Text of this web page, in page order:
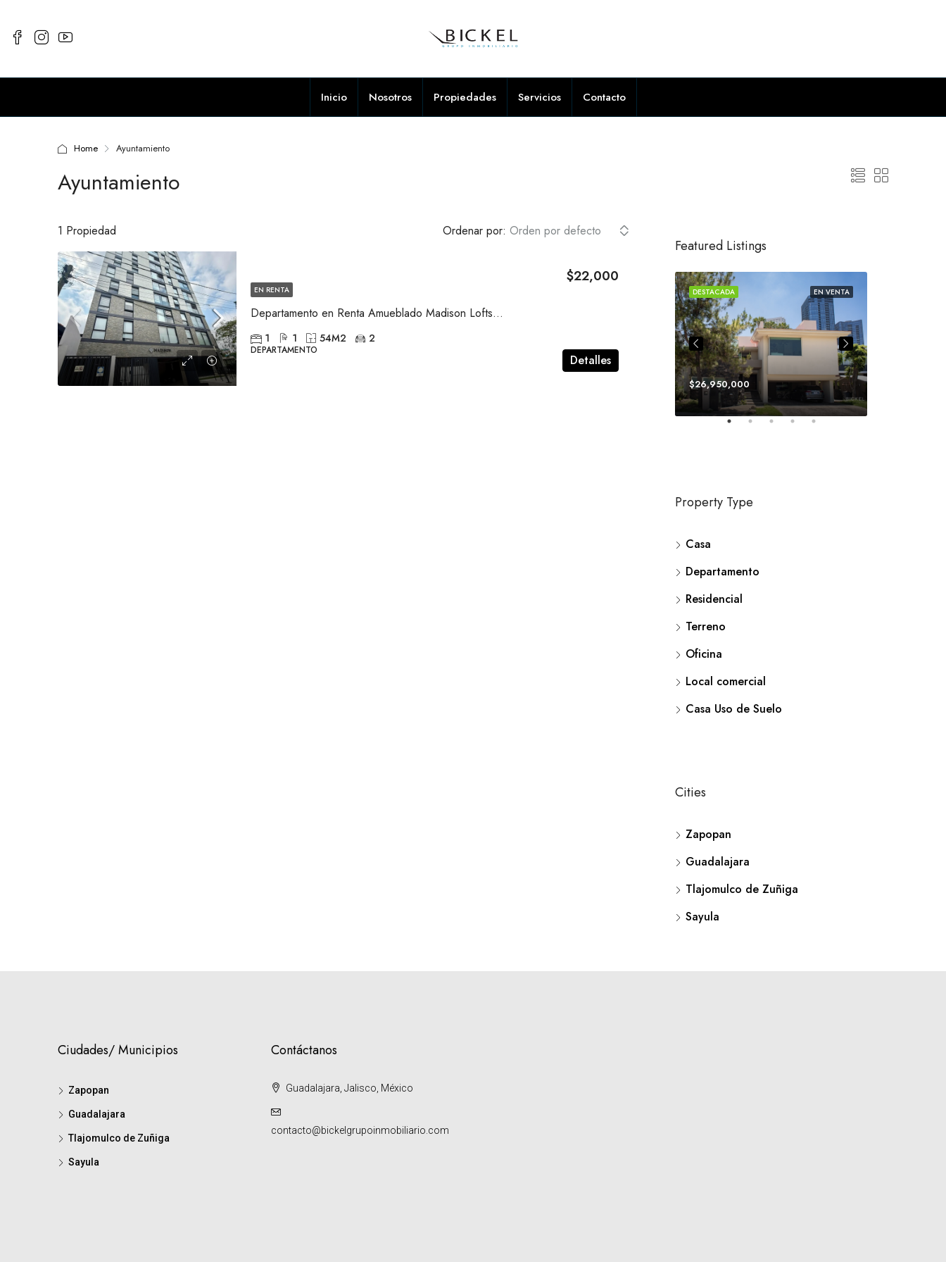
Inicio Nosotros Propiedades Servicios Contacto
Home Ayuntamiento
Ayuntamiento
1 Propiedad Ordenar por: Orden por defecto
EN RENTA
Departamento en Renta Amueblado Madison Lofts, Ayuntamiento, Guadalajara
$22,000
1 1 54M2 2
DEPARTAMENTO
Detalles
Featured Listings
EN VENTA
DESTACADA
$26,950,000
Property Type
Casa
Departamento
Residencial
Terreno
Oficina
Local comercial
Casa Uso de Suelo
Cities
Zapopan
Guadalajara
Tlajomulco de Zuñiga
Sayula
Ciudades/ Municipios
Zapopan
Guadalajara
Tlajomulco de Zuñiga
Sayula
Contáctanos
Guadalajara, Jalisco, México
contacto@bickelgrupoinmobiliario.com